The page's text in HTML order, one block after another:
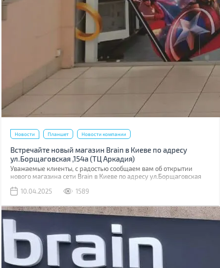
Новости Планшет Новости компании
Встречайте новый магазин Brain в Киеве по адресу
ул.Борщаговская ,154а (ТЦ Аркадия)
Уважаемые клиенты, с радостью сообщаем вам об открытии
нового магазина сети Brain в Киеве по адресу ул.Борщаговская
10.04.2025
1589